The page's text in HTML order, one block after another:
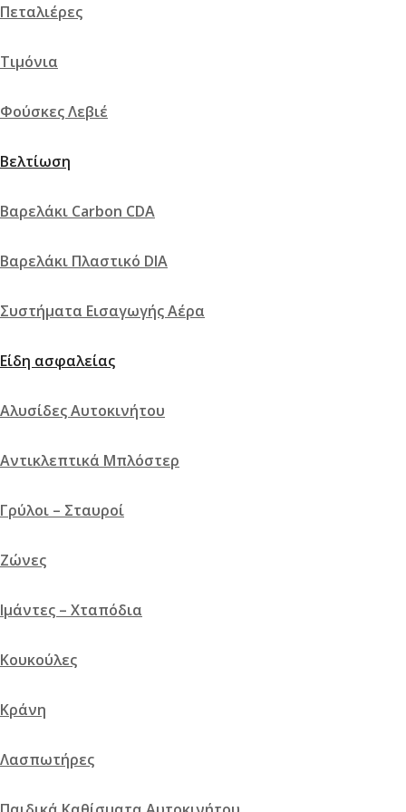
Πεταλιέρες
Τιμόνια
Φούσκες Λεβιέ
Βελτίωση
Βαρελάκι Carbon CDA
Βαρελάκι Πλαστικό DIA
Συστήματα Εισαγωγής Αέρα
Είδη ασφαλείας
Αλυσίδες Αυτοκινήτου
Αντικλεπτικά Μπλόστερ
Γρύλοι – Σταυροί
Ζώνες
Ιμάντες – Χταπόδια
Κουκούλες
Κράνη
Λασπωτήρες